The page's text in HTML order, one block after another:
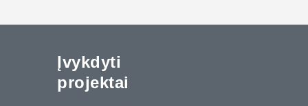
Įvykdyti
projektai